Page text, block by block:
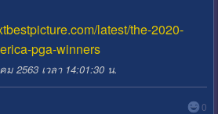
latest/the-2020-
pga-winners
2563 เวลา 14:01:30 น.
0